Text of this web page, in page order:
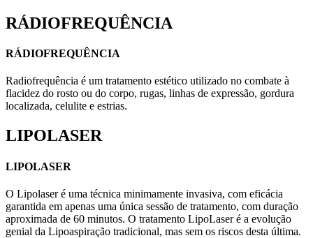
RÁDIOFREQUÊNCIA
RÁDIOFREQUÊNCIA
Radiofrequência é um tratamento estético utilizado no combate à
flacidez do rosto ou do corpo, rugas, linhas de expressão, gordura
localizada, celulite e estrias.
LIPOLASER
LIPOLASER
O Lipolaser é uma técnica minimamente invasiva, com eficácia
garantida em apenas uma única sessão de tratamento, com duração
aproximada de 60 minutos. O tratamento LipoLaser é a evolução
genial da Lipoaspiração tradicional, mas sem os riscos desta última.